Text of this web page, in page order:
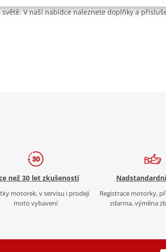
světě. V naší nabídce naleznete doplňky a
než 30 let zkušeností
motorek, v servisu i prodeji
moto vybavení
Registrace motorky,
zdarma, výměna